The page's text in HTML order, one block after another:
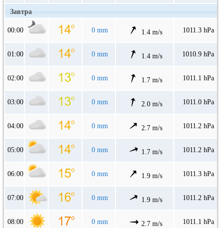
Завтра
00:00 0 mm 1.4 m/s 1011.3 hPa
01:00 0 mm 1.4 m/s 1010.9 hPa
02:00 0 mm 1.7 m/s 1011.1 hPa
03:00 0 mm 2.0 m/s 1011.0 hPa
04:00 0 mm 2.7 m/s 1011.2 hPa
05:00 0 mm 1.7 m/s 1011.2 hPa
06:00 0 mm 1.9 m/s 1011.3 hPa
07:00 0 mm 1.9 m/s 1011.2 hPa
08:00 0 mm 2.7 m/s 1011.1 hPa